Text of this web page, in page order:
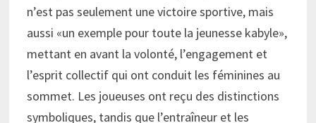
n’est pas seulement une victoire sportive, mais
aussi «un exemple pour toute la jeunesse kabyle»,
mettant en avant la volonté, l’engagement et
l’esprit collectif qui ont conduit les féminines au
sommet. Les joueuses ont reçu des distinctions
symboliques, tandis que l’entraîneur et les